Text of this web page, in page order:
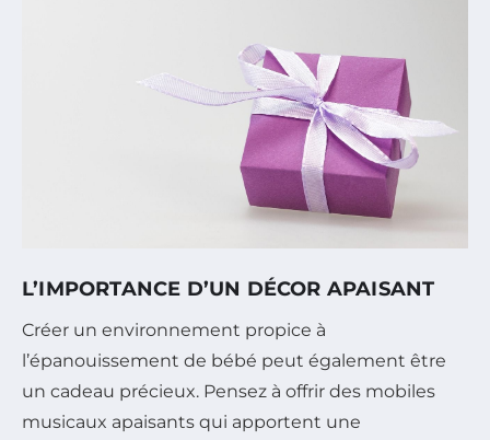
L’IMPORTANCE D’UN DÉCOR APAISANT
Créer un environnement propice à
l’épanouissement de bébé peut également être
un cadeau précieux. Pensez à offrir des mobiles
musicaux apaisants qui apportent une